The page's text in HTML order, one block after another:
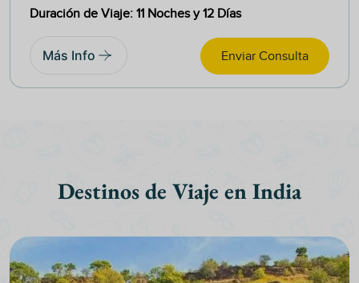
Duración de Viaje: 11 Noches y 12 Días
Más Info Enviar Consulta
Destinos de Viaje en India